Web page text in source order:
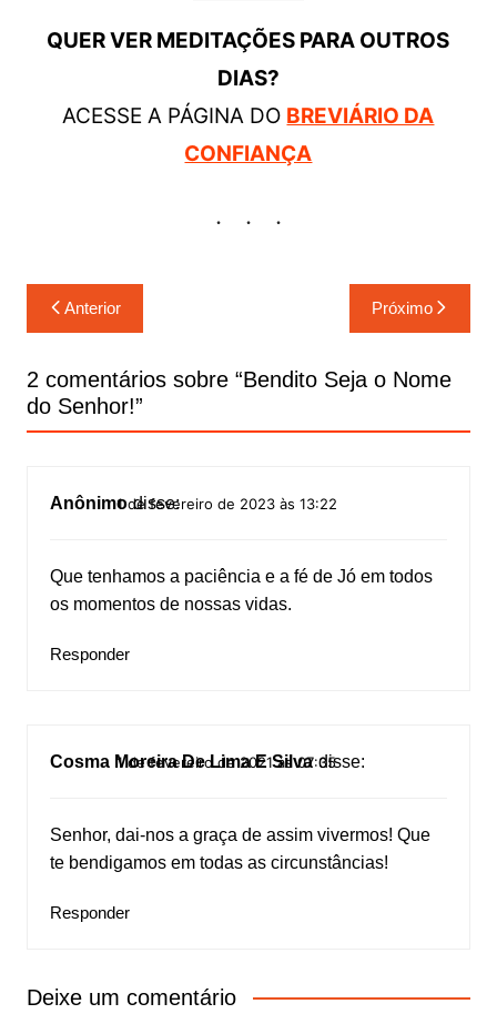
QUER VER MEDITAÇÕES PARA OUTROS
DIAS?
ACESSE A PÁGINA DO BREVIÁRIO DA
CONFIANÇA
Navegação
de
Post
Anterior Próximo
2 comentários sobre “Bendito Seja o Nome
do Senhor!”
Anônimo disse:
1 de fevereiro de 2023 às 13:22
Que tenhamos a paciência e a fé de Jó em todos
os momentos de nossas vidas.
Responder
Cosma Moreira De Lima E Silva disse:
1 de fevereiro de 2021 às 07:35
Senhor, dai-nos a graça de assim vivermos! Que
te bendigamos em todas as circunstâncias!
Responder
Deixe um comentário